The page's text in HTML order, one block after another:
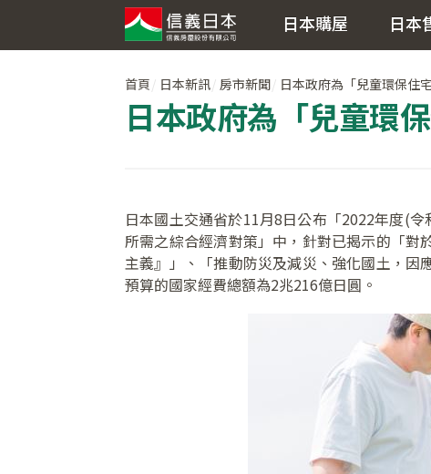
日本購屋 日本
首頁 日本新訊 房市新聞 日本政府為「兒童環保住
日本政府為「兒童環
日本國土交通省於11月8日公布「2022年度(
所需之綜合經濟對策」中，針對已揭示的「
主義』」、「推動防災及減災、強化國土，
預算的國家經費總額為2兆216億日圓。